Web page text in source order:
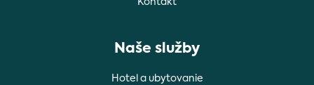
Kontakt
Naše služby
Hotel a ubytovanie